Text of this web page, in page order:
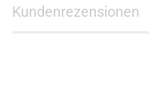
Kundenrezensionen